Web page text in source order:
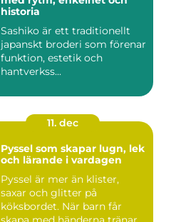
historia
Sashiko är ett traditionellt
japanskt broderi som förenar
funktion, estetik och
hantverkss...
11. dec
Pyssel som skapar lugn, lek
och lärande i vardagen
Pyssel är mer än klister,
saxar och glitter på
köksbordet. När barn får